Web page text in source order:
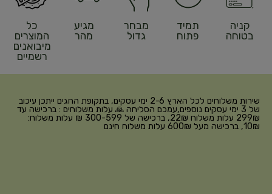
קניה
בטוחה
תמיד
פתוח
מבחר
גדול
מגיע
מהר
כל
המוצרים
מיבואנים
רשמיים
שירות משלוחים לכל הארץ 2-6 ימי עסקים, בתקופת החגים ייתכן עיכוב
של 3 ימי עסקים נוספים,עמכם הסליחה 🙏 עלות משלוחים : ברכישה עד
299₪ עלות משלוח 22₪, ברכישה של 300-599 ₪ עלות משלוח:
10₪, ברכישה מעל 600₪ עלות משלוח חינם